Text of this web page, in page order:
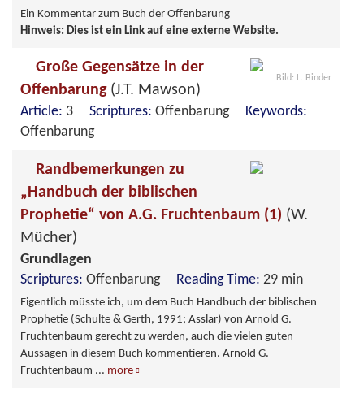
Ein Kommentar zum Buch der Offenbarung
Hinweis: Dies ist ein Link auf eine externe Website.
Bild: L. Binder
Große Gegensätze in der
Offenbarung (J.T. Mawson)
Article: 3 Scriptures: Offenbarung Keywords:
Offenbarung
Randbemerkungen zu
„Handbuch der biblischen
Prophetie“ von A.G. Fruchtenbaum (1) (W.
Mücher)
Grundlagen
Scriptures: Offenbarung Reading Time: 29 min
Eigentlich müsste ich, um dem Buch Handbuch der biblischen
Prophetie (Schulte & Gerth, 1991; Asslar) von Arnold G.
Fruchtenbaum gerecht zu werden, auch die vielen guten
Aussagen in diesem Buch kommentieren. Arnold G.
Fruchtenbaum ... more